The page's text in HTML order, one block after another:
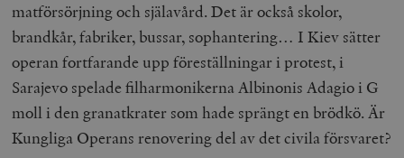
matförsörjning och själavård. Det är också skolor,
brandkår, fabriker, bussar, sophantering… I Kiev sätter
operan fortfarande upp föreställningar i protest, i
Sarajevo spelade filharmonikerna Albinonis Adagio i G
moll i den granatkrater som hade sprängt en brödkö. Är
Kungliga Operans renovering del av det civila försvaret?